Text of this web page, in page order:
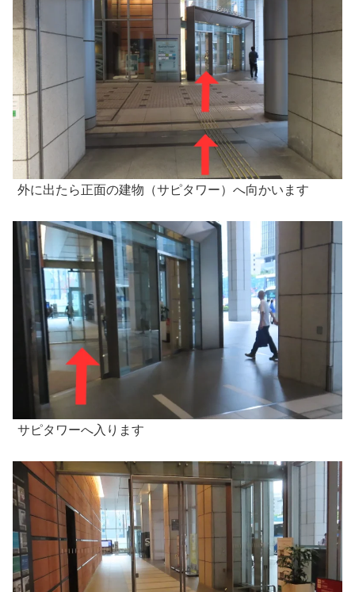
外に出たら正面の建物（サピタワー）へ向かいます
サピタワーへ入ります